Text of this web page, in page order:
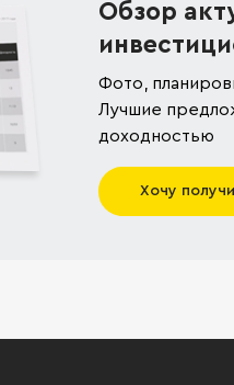
Обзор
Фото,
Лучшие
доходностью
Хочу